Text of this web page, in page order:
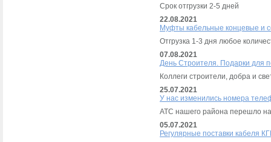
Срок отгрузки 2-5 дней
22.08.2021
Муфты кабельные концевые и
Отгрузка 1-3 дня любое
07.08.2021
День Строителя. Подарки для
Коллеги строители, добра и
25.07.2021
У нас изменились номера
АТС нашего района перешло
05.07.2021
Регулярные поставки кабеля